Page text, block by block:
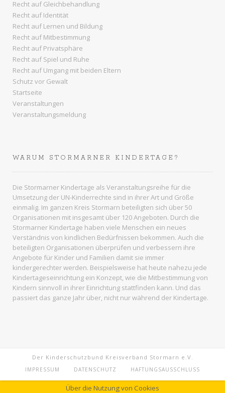
Recht auf Gleichbehandlung
Recht auf Identität
Recht auf Lernen und Bildung
Recht auf Mitbestimmung
Recht auf Privatsphäre
Recht auf Spiel und Ruhe
Recht auf Umgang mit beiden Eltern
Schutz vor Gewalt
Startseite
Veranstaltungen
Veranstaltungsmeldung
WARUM STORMARNER KINDERTAGE?
Die Stormarner Kindertage als Veranstaltungsreihe für die
Umsetzung der UN-Kinderrechte sind in ihrer Art und Größe
einmalig. Im ganzen Kreis Stormarn beteiligten sich über 50
Organisationen mit insgesamt über 120 Angeboten. Durch die
Stormarner Kindertage haben viele Menschen ein neues
Verständnis von kindlichen Bedürfnissen bekommen. Auch die
beteiligten Organisationen überprüfen und verbessern ihre
Angebote für Kinder und Familien damit sie immer
kindergerechter werden. Beispielsweise hat heute nahezu jede
Kindertageseinrichtung ein Konzept, wie die Mitbestimmung von
Kindern sinnvoll in ihrer Einrichtung stattfinden kann. Und das
passiert das ganze Jahr über, nicht nur während der Kindertage.
Der Kinderschutzbund Kreisverband Stormarn e.V.
IMPRESSUM DATENSCHUTZ HAFTUNGSAUSSCHLUSS
Über die Nutzung von Cookies